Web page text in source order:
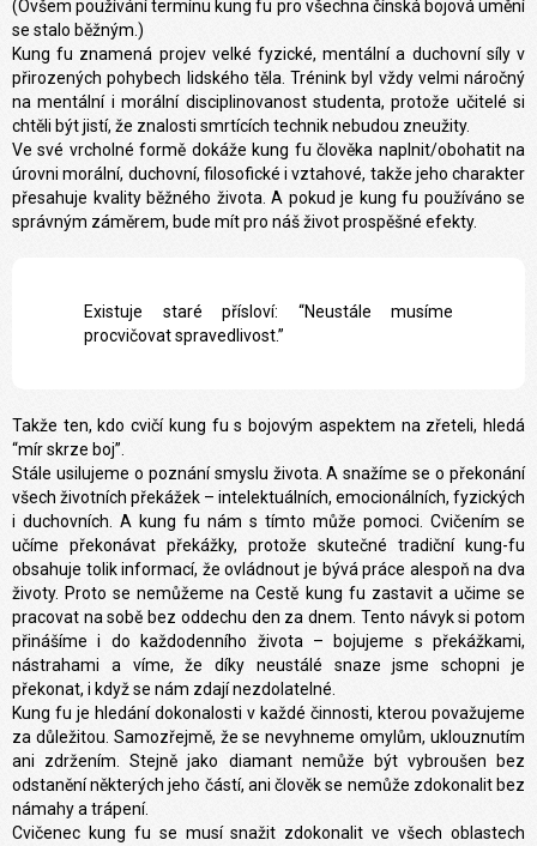
(Ovšem používání termínu kung fu pro všechna čínská bojová umění
se stalo běžným .)
Kung fu znamená projev velké fyzické, mentální a duchovní síly v
přirozených pohybech lidského těla. Trénink byl vždy velmi náročný
na mentální i morální disciplinovanost studenta, protože učitelé si
chtěli být jistí, že znalosti smrtících technik nebudou zneužity.
Ve své vrcholné formě dokáže kung fu člověka naplnit/obohatit na
úrovni morální, duchovní, filosofické i vztahové, takže jeho charakter
přesahuje kvality běžného života. A pokud je kung fu používáno se
správným záměrem, bude mít pro náš život prospěšné efekty.
Existuje staré přísloví: “Neustále musíme
procvičovat spravedlivost.”
Takže ten, kdo cvičí kung fu s bojovým aspektem na zřeteli, hledá
“mír skrze boj”.
Stále usilujeme o poznání smyslu života. A snažíme se o překonání
všech životních překážek – intelektuálních, emocionálních, fyzických
i duchovních. A kung fu nám s tímto může pomoci. Cvičením se
učíme překonávat překážky, protože skutečné tradiční kung-fu
obsahuje tolik informací, že ovládnout je bývá práce alespoň na dva
životy. Proto se nemůžeme na Cestě kung fu zastavit a učime se
pracovat na sobě bez oddechu den za dnem. Tento návyk si potom
přinášíme i do každodenního života – bojujeme s překážkami,
nástrahami a víme, že díky neustálé snaze jsme schopni je
překonat, i když se nám zdají nezdolatelné.
Kung fu je hledání dokonalosti v každé činnosti, kterou považujeme
za důležitou. Samozřejmě, že se nevyhneme omylům, uklouznutím
ani zdržením. Stejně jako diamant nemůže být vybroušen bez
odstanění některých jeho částí, ani člověk se nemůže zdokonalit bez
námahy a trápení.
Cvičenec kung fu se musí snažit zdokonalit ve všech oblastech